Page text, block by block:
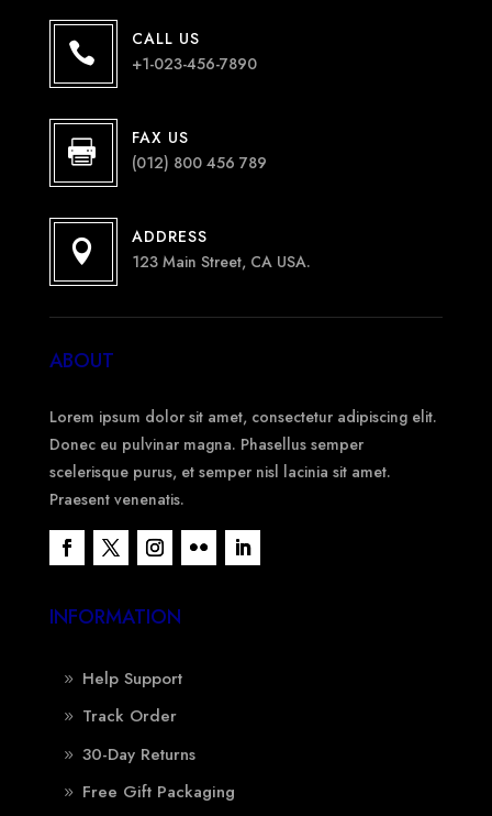

CALL US
+1-023-456-7890

FAX US
(012) 800 456 789

ADDRESS
123 Main Street, CA USA.
ABOUT
Lorem ipsum dolor sit amet, consectetur adipiscing elit.
Donec eu pulvinar magna. Phasellus semper
scelerisque purus, et semper nisl lacinia sit amet.
Praesent venenatis.
INFORMATION
Help Support
Track Order
30-Day Returns
Free Gift Packaging